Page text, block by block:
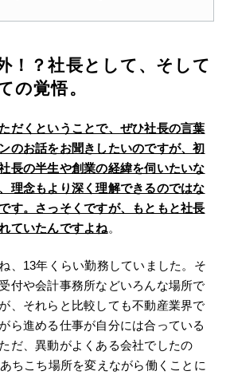
！？社長として、そして
の覚悟。
だくということで、ぜひ社長の言葉
のお話をお聞きしたいのですが、初
長の半生や創業の経緯を伺いたいな
理念もより深く理解できるのではな
す。さっそくですが、もともと社長
ていたんですよね。
、13年くらい勤務していました。そ
付や会計事務所などいろんな場所で
、それらと比較しても不動産業界で
ら進める仕事が自分には合っている
だ、異動がよくある会社でしたの
ちこち場所を変えながら働くことに